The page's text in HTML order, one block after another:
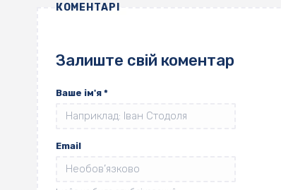
КОМЕНТАРІ
Залиште свій коментар
Ваше ім'я *
Email